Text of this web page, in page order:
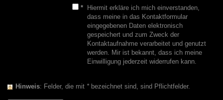
*
Hiermit erkläre ich mich einverstanden,
dass meine in das Kontaktformular
eingegebenen Daten elektronisch
gespeichert und zum Zweck der
Kontaktaufnahme verarbeitet und genutzt
werden. Mir ist bekannt, dass ich meine
Einwilligung jederzeit widerrufen kann.
Hinweis : Felder, die mit *bezeichnet sind, sind Pflichtfelder.